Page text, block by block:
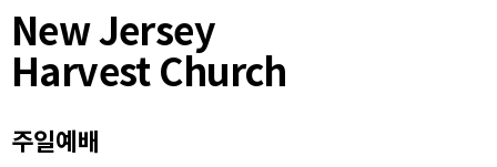
New Jersey
Harvest Church
주일예배